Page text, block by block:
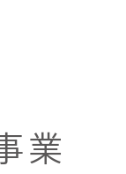
業